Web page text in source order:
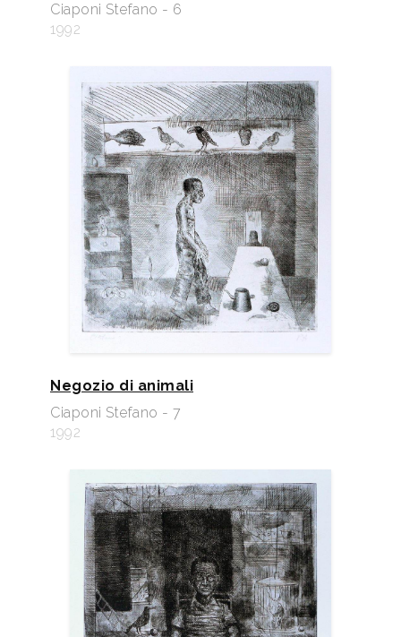
Ciaponi Stefano - 6
1992
Negozio di animali
Ciaponi Stefano - 7
1992